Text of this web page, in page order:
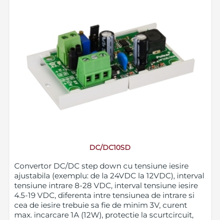
DC/DC10SD
Convertor DC/DC step down cu tensiune iesire
ajustabila (exemplu: de la 24VDC la 12VDC), interval
tensiune intrare 8-28 VDC, interval tensiune iesire
4.5-19 VDC, diferenta intre tensiunea de intrare si
cea de iesire trebuie sa fie de minim 3V, curent
max. incarcare 1A (12W), protectie la scurtcircuit,